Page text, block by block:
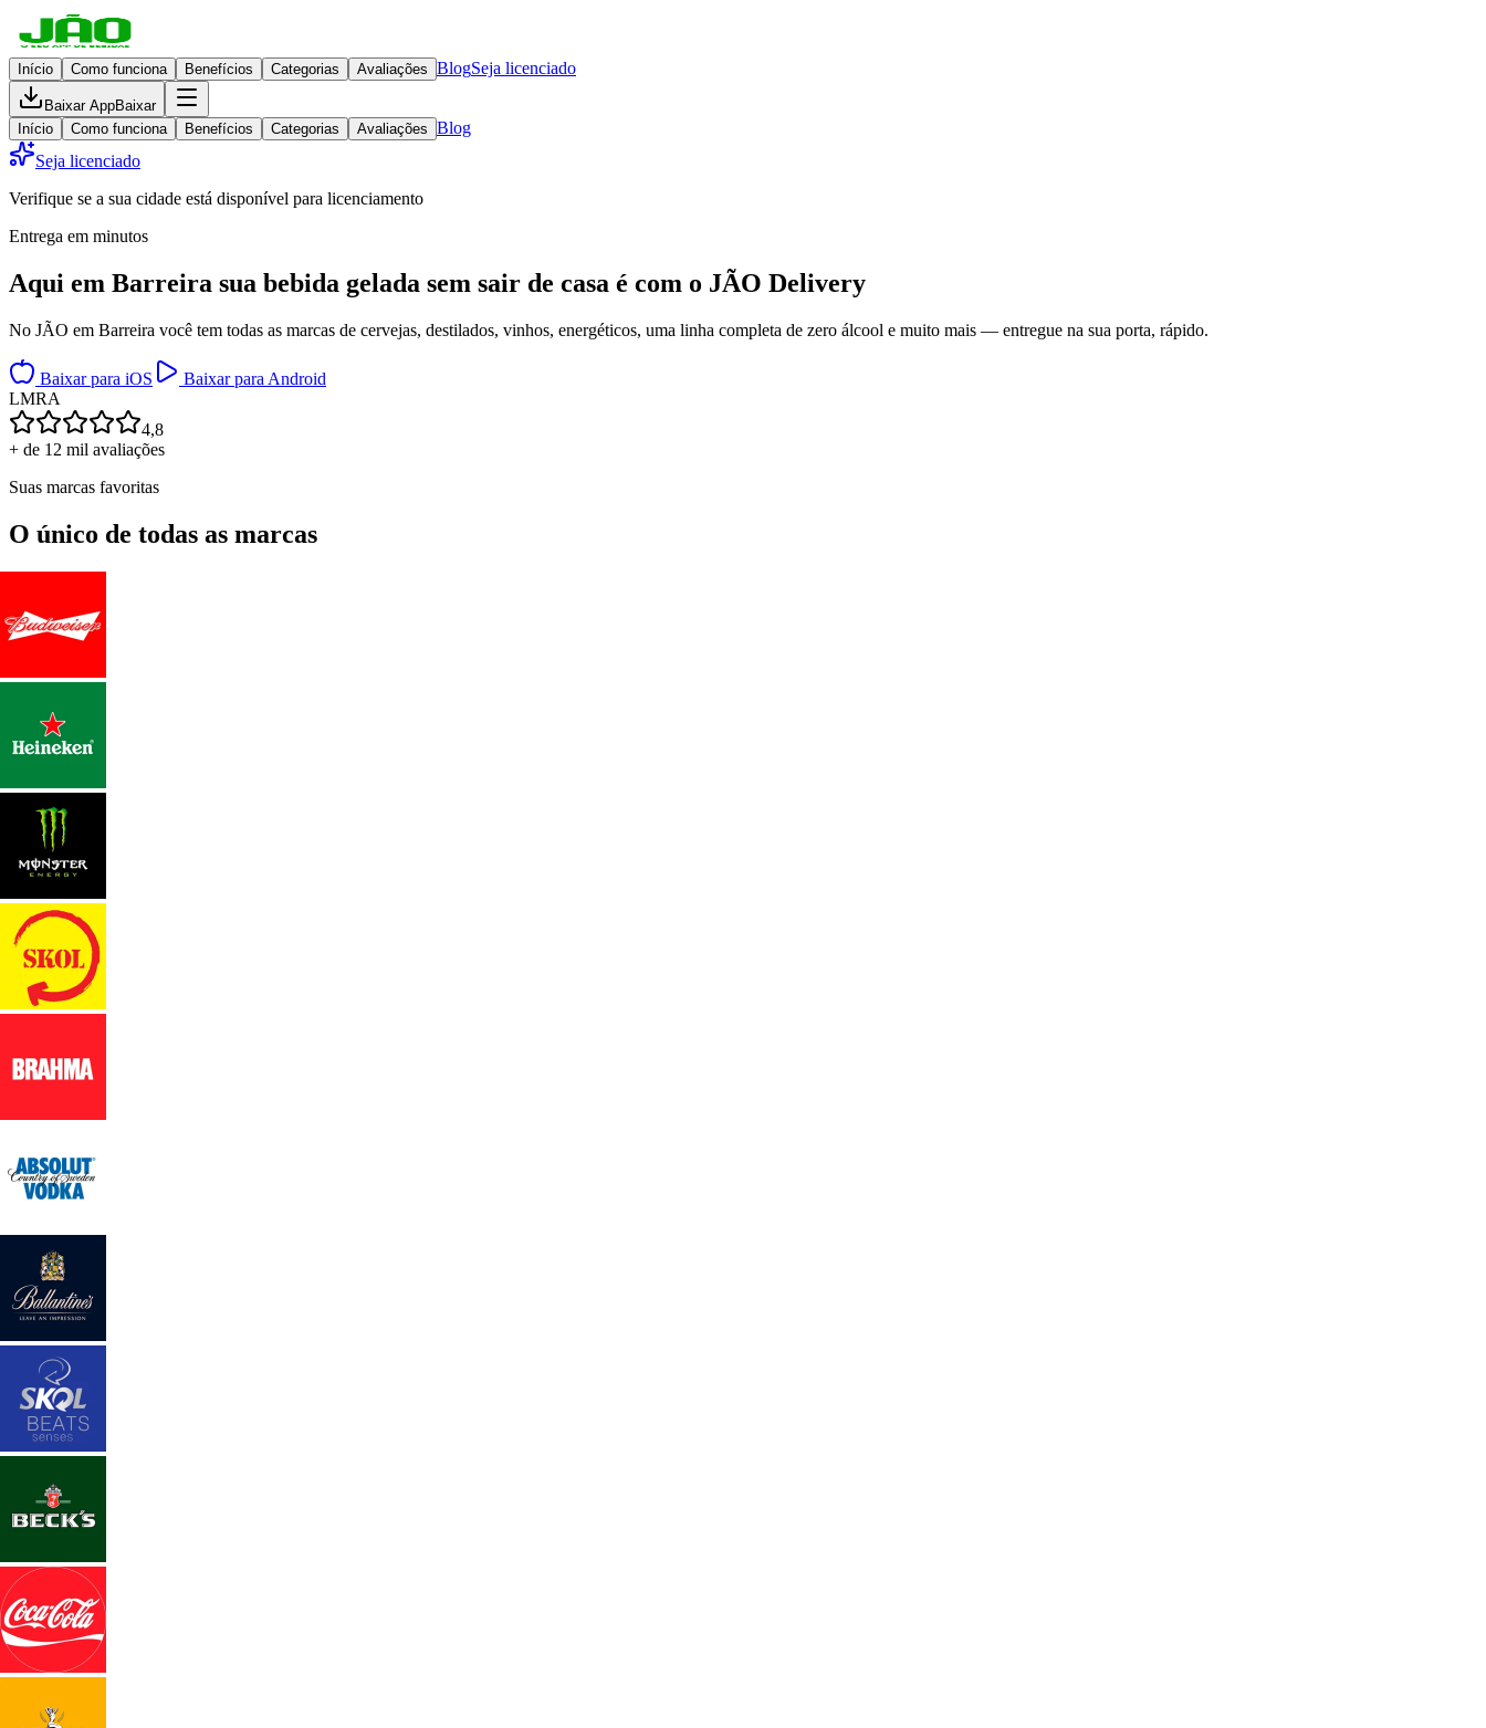
Início Como funciona Benefícios Categorias Avaliações BlogSeja licenciado
Baixar AppBaixar
Início
Como funciona Benefícios Categorias Avaliações Blog
Seja licenciado
Verifique se a sua cidade está disponível para licenciamento
Entrega em minutos
Aqui em Barreira sua bebida gelada sem sair de casa é com o JÃO Delivery
No JÃO em Barreira você tem todas as marcas de cervejas, destilados, vinhos, energéticos, uma linha completa de zero álcool e muito mais — entregue na sua porta, rápido.
Baixar para iOS
Baixar para Android
LMRA
4,8
+ de 12 mil avaliações
Suas marcas favoritas
O único de todas as marcas